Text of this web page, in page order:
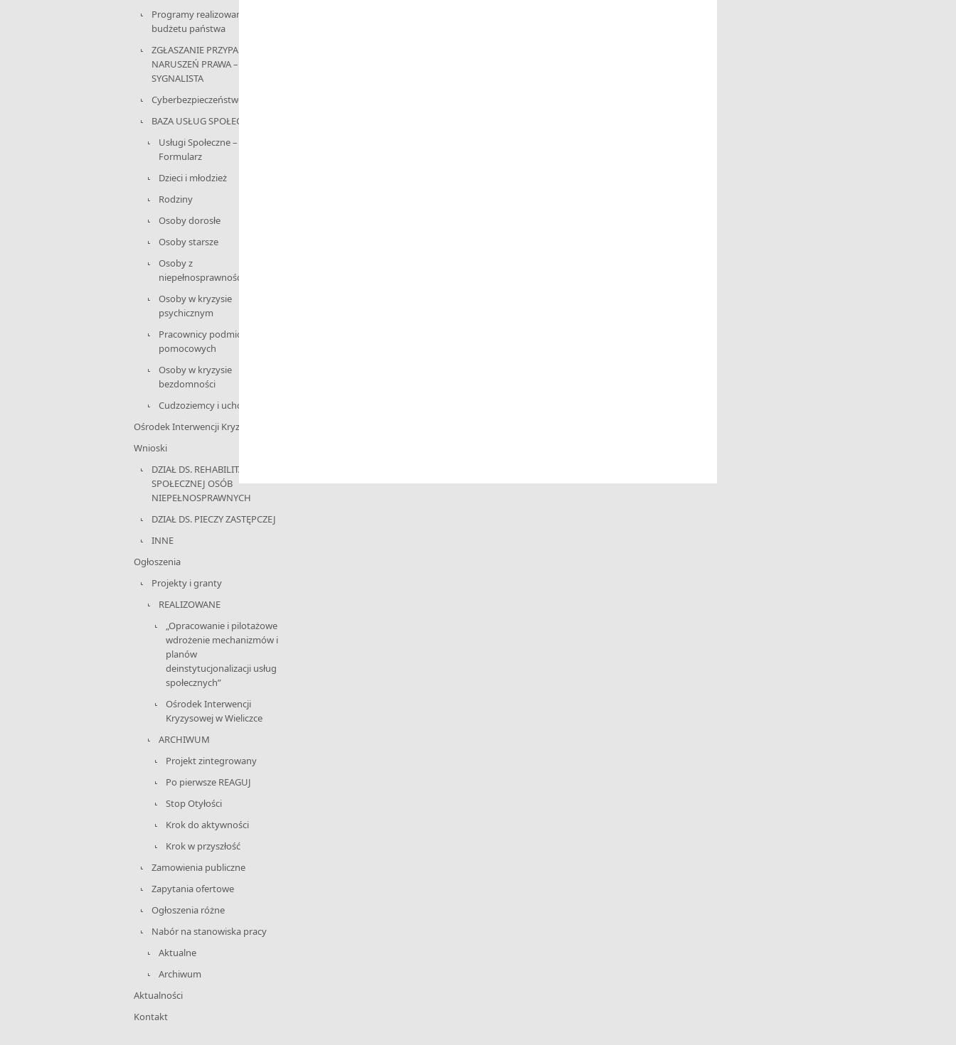
Programy realizowane z
budżetu państwa
ZGŁASZANIE PRZYPADKÓW
NARUSZEŃ PRAWA –
SYGNALISTA
Cyberbezpieczeństwo
BAZA USŁUG SPOŁECZNYCH
Usługi Społeczne –
Formularz
Dzieci i młodzież
Rodziny
Osoby dorosłe
Osoby starsze
Osoby z
niepełnosprawnościami
Osoby w kryzysie
psychicznym
Pracownicy podmiotów
pomocowych
Osoby w kryzysie
bezdomności
Cudzoziemcy i uchodźcy
Ośrodek Interwencji Kryzysowej
Wnioski
DZIAŁ DS. REHABILITACJI
SPOŁECZNEJ OSÓB
NIEPEŁNOSPRAWNYCH
DZIAŁ DS. PIECZY ZASTĘPCZEJ
INNE
Ogłoszenia
Projekty i granty
REALIZOWANE
„Opracowanie i pilotażowe
wdrożenie mechanizmów i
planów
deinstytucjonalizacji usług
społecznych”
Ośrodek Interwencji
Kryzysowej w Wieliczce
ARCHIWUM
Projekt zintegrowany
Po pierwsze REAGUJ
Stop Otyłości
Krok do aktywności
Krok w przyszłość
Zamowienia publiczne
Zapytania ofertowe
Ogłoszenia różne
Nabór na stanowiska pracy
Aktualne
Archiwum
Aktualności
Kontakt